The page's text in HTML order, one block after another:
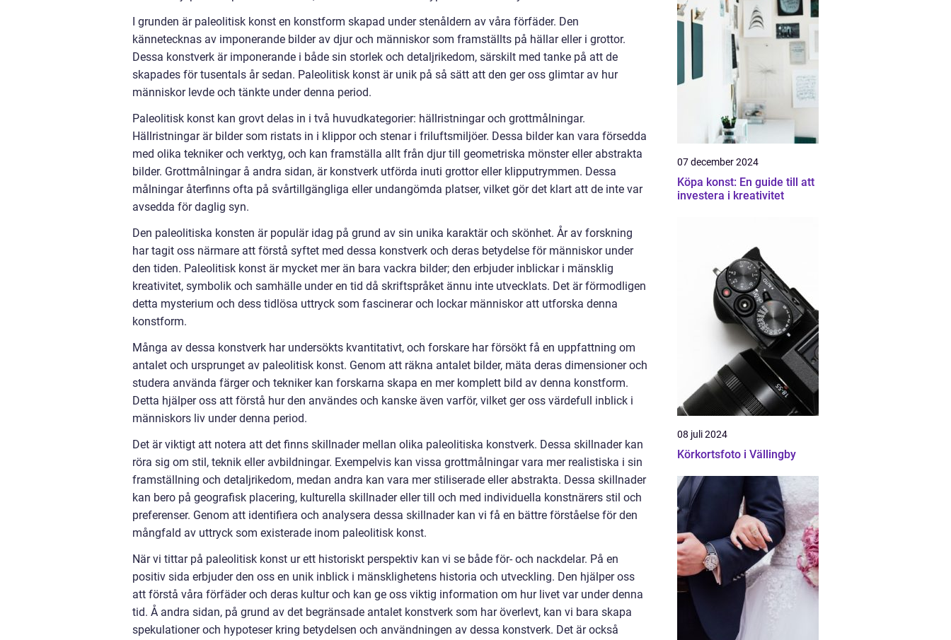
I grunden är paleolitisk konst en konstform skapad under stenåldern av våra förfäder. Den
kännetecknas av imponerande bilder av djur och människor som framställts på hällar eller i grottor.
Dessa konstverk är imponerande i både sin storlek och detaljrikedom, särskilt med tanke på att de
skapades för tusentals år sedan. Paleolitisk konst är unik på så sätt att den ger oss glimtar av hur
människor levde och tänkte under denna period.
Paleolitisk konst kan grovt delas in i två huvudkategorier: hällristningar och grottmålningar.
Hällristningar är bilder som ristats in i klippor och stenar i friluftsmiljöer. Dessa bilder kan vara försedda
med olika tekniker och verktyg, och kan framställa allt från djur till geometriska mönster eller abstrakta
bilder. Grottmålningar å andra sidan, är konstverk utförda inuti grottor eller klipputrymmen. Dessa
målningar återfinns ofta på svårtillgängliga eller undangömda platser, vilket gör det klart att de inte var
avsedda för daglig syn.
Den paleolitiska konsten är populär idag på grund av sin unika karaktär och skönhet. År av forskning
har tagit oss närmare att förstå syftet med dessa konstverk och deras betydelse för människor under
den tiden. Paleolitisk konst är mycket mer än bara vackra bilder; den erbjuder inblickar i mänsklig
kreativitet, symbolik och samhälle under en tid då skriftspråket ännu inte utvecklats. Det är förmodligen
detta mysterium och dess tidlösa uttryck som fascinerar och lockar människor att utforska denna
konstform.
Många av dessa konstverk har undersökts kvantitativt, och forskare har försökt få en uppfattning om
antalet och ursprunget av paleolitisk konst. Genom att räkna antalet bilder, mäta deras dimensioner och
studera använda färger och tekniker kan forskarna skapa en mer komplett bild av denna konstform.
Detta hjälper oss att förstå hur den användes och kanske även varför, vilket ger oss värdefull inblick i
människors liv under denna period.
Det är viktigt att notera att det finns skillnader mellan olika paleolitiska konstverk. Dessa skillnader kan
röra sig om stil, teknik eller avbildningar. Exempelvis kan vissa grottmålningar vara mer realistiska i sin
framställning och detaljrikedom, medan andra kan vara mer stiliserade eller abstrakta. Dessa skillnader
kan bero på geografisk placering, kulturella skillnader eller till och med individuella konstnärers stil och
preferenser. Genom att identifiera och analysera dessa skillnader kan vi få en bättre förståelse för den
mångfald av uttryck som existerade inom paleolitisk konst.
När vi tittar på paleolitisk konst ur ett historiskt perspektiv kan vi se både för- och nackdelar. På en
positiv sida erbjuder den oss en unik inblick i mänsklighetens historia och utveckling. Den hjälper oss
att förstå våra förfäder och deras kultur och kan ge oss viktig information om hur livet var under denna
tid. Å andra sidan, på grund av det begränsade antalet konstverk som har överlevt, kan vi bara skapa
spekulationer och hypoteser kring betydelsen och användningen av dessa konstverk. Det är också
07 december 2024
Köpa konst: En guide till att
investera i kreativitet
08 juli 2024
Körkortsfoto i Vällingby